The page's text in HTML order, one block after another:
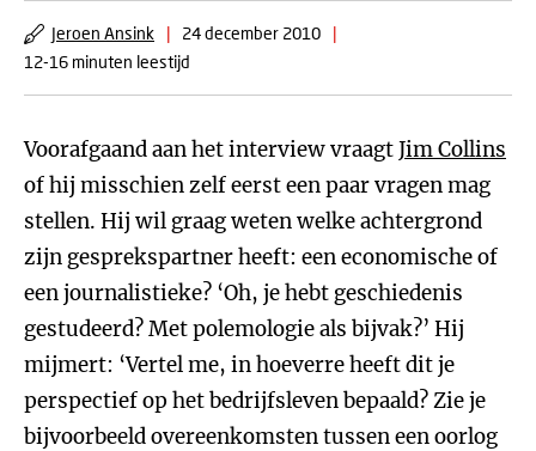
Jeroen Ansink | 24 december 2010
|
12-16 minuten leestijd
Voorafgaand aan het interview vraagtJim Collins
of hij misschien zelf eerst een paar vragen mag
stellen. Hij wil graag weten welke achtergrond
zijn gesprekspartner heeft: een economische of
een journalistieke? ‘Oh, je hebt geschiedenis
gestudeerd? Met polemologie als bijvak?’ Hij
mijmert: ‘Vertel me, in hoeverre heeft dit je
perspectief op het bedrijfsleven bepaald? Zie je
bijvoorbeeld overeenkomsten tussen een oorlog